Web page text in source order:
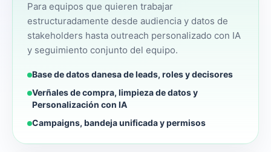
Para equipos que quieren trabajar
estructuradamente desde audiencia y datos de
stakeholders hasta outreach personalizado con IA
y seguimiento conjunto del equipo.
Base de datos danesa de leads, roles y decisores
Verñales de compra, limpieza de datos y
Personalización con IA
Campaigns, bandeja unificada y permisos